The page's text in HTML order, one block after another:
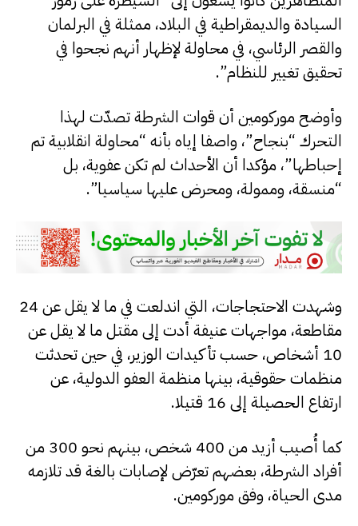
السيادة والديمقراطية في البلاد، ممثلة في البرلمان
والقصر الرئاسي، في محاولة لإظهار أنهم نجحوا في
تحقيق تغيير للنظام”.
وأوضح موركومين أن قوات الشرطة تصدّت لهذا
التحرك “بنجاح”، واصفا إياه بأنه “محاولة انقلابية تم
إحباطها”، مؤكدا أن الأحداث لم تكن عفوية، بل
“منسقة، وممولة، ومحرض عليها سياسيا”.
وشهدت الاحتجاجات، التي اندلعت في ما لا يقل عن 24
مقاطعة، مواجهات عنيفة أدت إلى مقتل ما لا يقل عن
10 أشخاص، حسب تأكيدات الوزير، في حين تحدثت
منظمات حقوقية، بينها منظمة العفو الدولية، عن
ارتفاع الحصيلة إلى 16 قتيلا.
كما أُصيب أزيد من 400 شخص، بينهم نحو 300 من
أفراد الشرطة، بعضهم تعرّض لإصابات بالغة قد تلازمه
مدى الحياة، وفق موركومين.